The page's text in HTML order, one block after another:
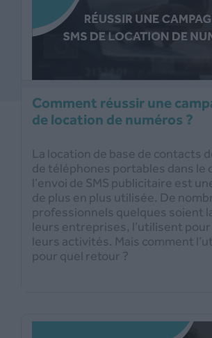
Comment réussir une
de location de numéros ?
La location de base de contacts
de téléphones portables dans le
l’envoi de SMS publicitaire est
de plus en plus utilisée. De
professionnels quelques soient
leurs entreprises, l’utilisent
leurs activités. Mais comment
pour quel retour ?